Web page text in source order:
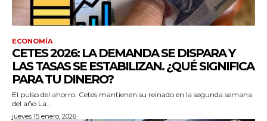
ECONOMÍA
CETES 2026: LA DEMANDA SE DISPARA Y
LAS TASAS SE ESTABILIZAN. ¿QUÉ SIGNIFICA
PARA TU DINERO?
El pulso del ahorro: Cetes mantienen su reinado en la segunda semana
del año La...
jueves 15 enero, 2026